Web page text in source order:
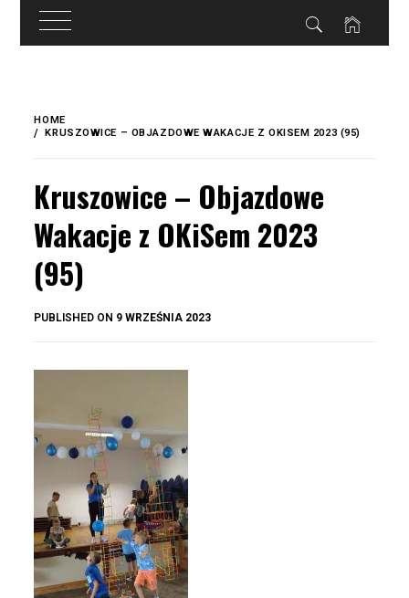
treści
content
HOME
KRUSZOWICE – OBJAZDOWE WAKACJE Z OKISEM 2023 (95)
Kruszowice – Objazdowe
Wakacje z OKiSem 2023
(95)
PUBLISHED ON 9 WRZEŚNIA 2023